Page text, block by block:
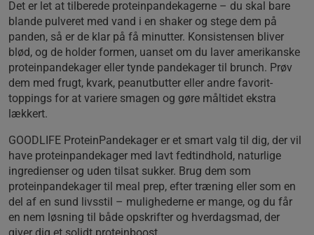
Det er let at tilberede proteinpandekagerne – du skal bare
blande pulveret med vand i en shaker og stege dem på
panden, så er de klar på få minutter. Konsistensen bliver
blød, og de holder formen, uanset om du laver amerikanske
proteinpandekager eller tynde pandekager til brunch. Prøv
dem med frugt, kvark, peanutbutter eller andre favorit-
toppings for at variere smagen og gøre måltidet ekstra
lækkert.
GOODLIFE ProteinPandekager er et smart valg til dig, der vil
have proteinpandekager med lavt fedtindhold, naturlige
ingredienser og uden tilsat sukker. Brug dem som
proteinpandekager til meal prep, efter træning eller som en
del af en sund livsstil – mulighederne er mange, og du får
en nem løsning til både opskrifter og hverdagsmad, der
giver dig et solidt proteinboost.